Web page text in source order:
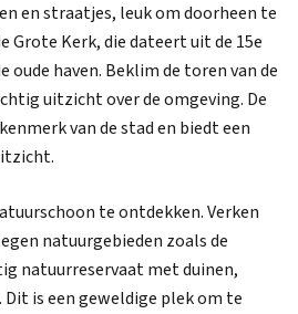
en straatjes, leuk om doorheen te
Grote Kerk, die dateert uit de 15e
oude haven. Beklim de toren van de
uitzicht over de omgeving. De
van de stad en biedt een
te ontdekken. Verken
natuurgebieden zoals de
natuurreservaat met duinen,
is een geweldige plek om te